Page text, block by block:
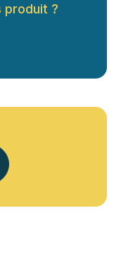
produit ?